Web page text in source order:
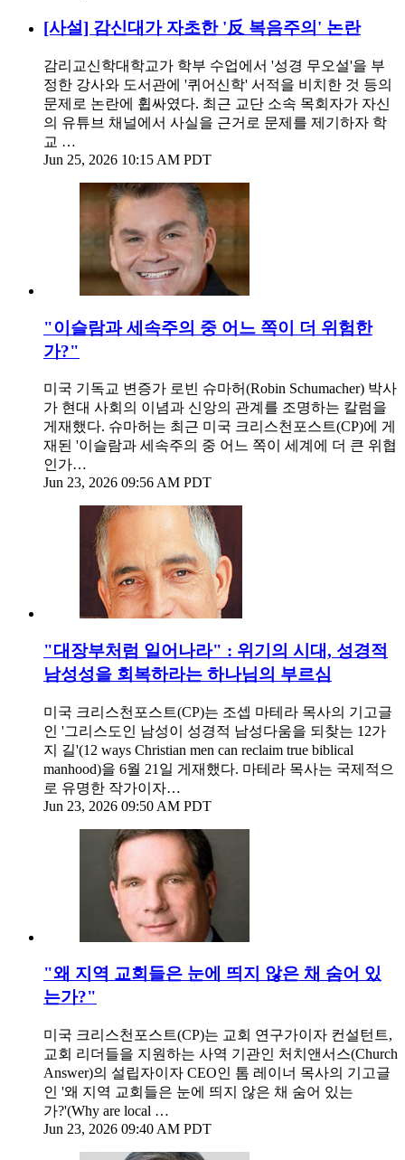
[사설] 감신대가 자초한 '反 복음주의' 논란
감리교신학대학교가 학부 수업에서 '성경 무오설'을 부
정한 강사와 도서관에 '퀴어신학' 서적을 비치한 것 등의
문제로 논란에 휩싸였다. 최근 교단 소속 목회자가 자신
의 유튜브 채널에서 사실을 근거로 문제를 제기하자 학
교 …
Jun 25, 2026 10:15 AM PDT
"이슬람과 세속주의 중 어느 쪽이 더 위험한
가?"
미국 기독교 변증가 로빈 슈마허(Robin Schumacher) 박사
가 현대 사회의 이념과 신앙의 관계를 조명하는 칼럼을
게재했다. 슈마허는 최근 미국 크리스천포스트(CP)에 게
재된 '이슬람과 세속주의 중 어느 쪽이 세계에 더 큰 위협
인가…
Jun 23, 2026 09:56 AM PDT
"대장부처럼 일어나라" : 위기의 시대, 성경적
남성성을 회복하라는 하나님의 부르심
미국 크리스천포스트(CP)는 조셉 마테라 목사의 기고글
인 '그리스도인 남성이 성경적 남성다움을 되찾는 12가
지 길'(12 ways Christian men can reclaim true biblical
manhood)을 6월 21일 게재했다. 마테라 목사는 국제적으
로 유명한 작가이자…
Jun 23, 2026 09:50 AM PDT
"왜 지역 교회들은 눈에 띄지 않은 채 숨어 있
는가?"
미국 크리스천포스트(CP)는 교회 연구가이자 컨설턴트,
교회 리더들을 지원하는 사역 기관인 처치앤서스(Church
Answer)의 설립자이자 CEO인 톰 레이너 목사의 기고글
인 '왜 지역 교회들은 눈에 띄지 않은 채 숨어 있는
가?'(Why are local …
Jun 23, 2026 09:40 AM PDT